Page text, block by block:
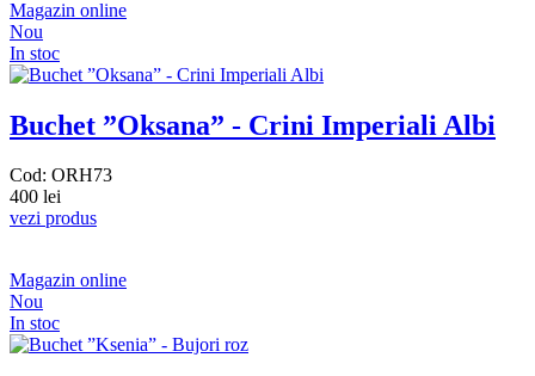
Magazin online
Nou
In stoc
Buchet ”Oksana” - Crini Imperiali Albi
Cod: ORH73
400 lei
vezi produs
Magazin online
Nou
In stoc